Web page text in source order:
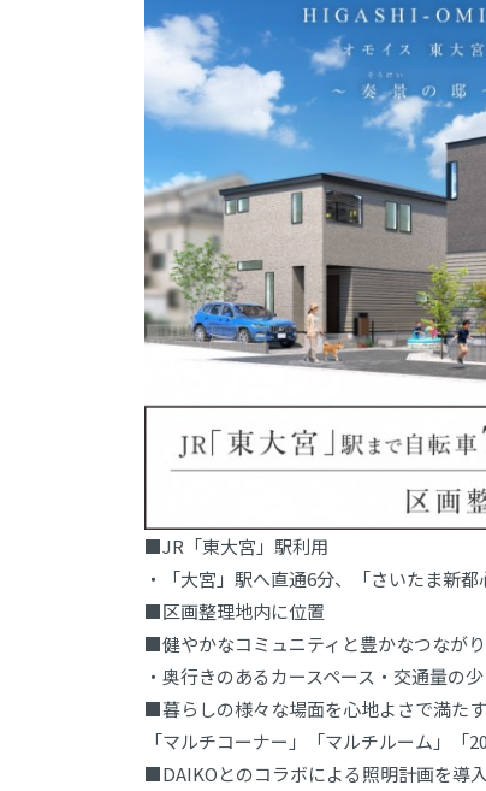
■JR「東大宮」駅利用
・「大宮」駅へ直通6分、「さいたま新
■区画整理地内に位置
■健やかなコミュニティと豊かなつなが
・奥行きのあるカースペース・交通量の
■暮らしの様々な場面を心地よさで満た
「マルチコーナー」「マルチルーム」「
■DAIKOとのコラボによる照明計画を導